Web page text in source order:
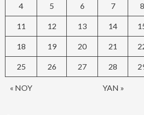
« NOY YAN »
4 5 6 7 8
11 12 13 14
18 19 20 21
25 26 27 28